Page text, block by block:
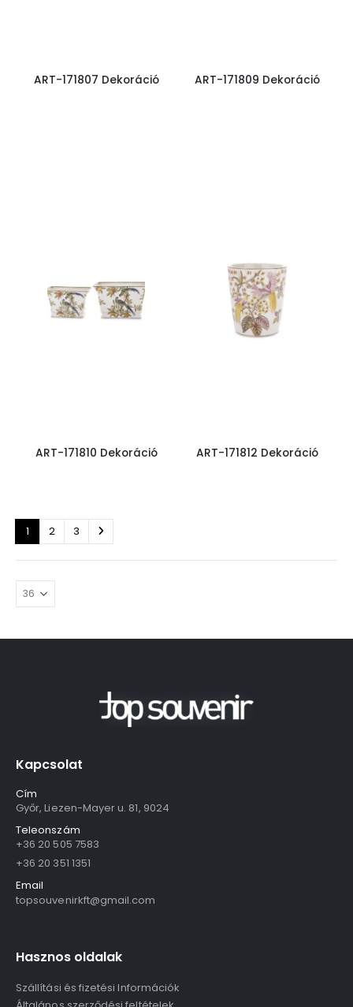
ART-171807 Dekoráció ART-171809 Dekoráció
ART-171810 Dekoráció ART-171812 Dekoráció
1 2 3
Kapcsolat
Cím
Győr, Liezen-Mayer u. 81, 9024
Teleonszám
+36 20 505 7583
+36 20 351 1351
Email
topsouvenirkft@gmail.com
Hasznos oldalak
Szállítási és fizetési Információk